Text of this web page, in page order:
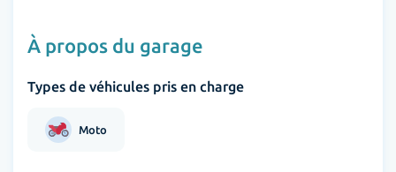
À propos du garage
Types de véhicules pris en charge
Moto